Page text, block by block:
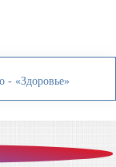
- «Здоровье»